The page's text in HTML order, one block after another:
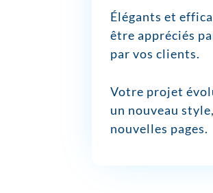
Élégants et
être appréciés
par vos clients.
Votre projet
un nouveau
nouvelles pages.